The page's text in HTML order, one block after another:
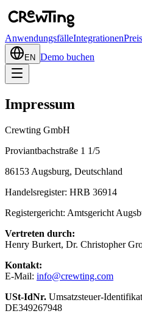
AnwendungsfälleIntegrationen
EN Demo buchen
Impressum
Crewting GmbH
Proviantbachstraße 1 1/5
86153 Augsburg, Deutschland
Handelsregister: HRB 36914
Registergericht: Amtsgericht
Vertreten durch:
Henry Burkert, Dr. Christopher
Kontakt:
E-Mail: info@crewting.com
USt-IdNr. Umsatzsteuer-
DE349267948